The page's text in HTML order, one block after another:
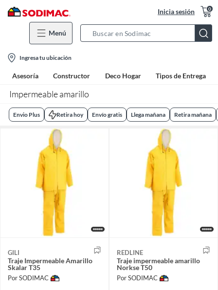
Inicia sesión 0
Menú
Bar
location-
icon
Ingresa tu ubicación
Asesoría Constructor Deco Hogar Tipos de Entrega
Impermeable amarillo
Envio Plus Retira hoy Envío gratis Llega mañana Retira mañana
GILI
Traje Impermeable Amarillo
Skalar T35
Por SODIMAC
REDLINE
Traje impermeable amarillo
Norkse T50
Por SODIMAC